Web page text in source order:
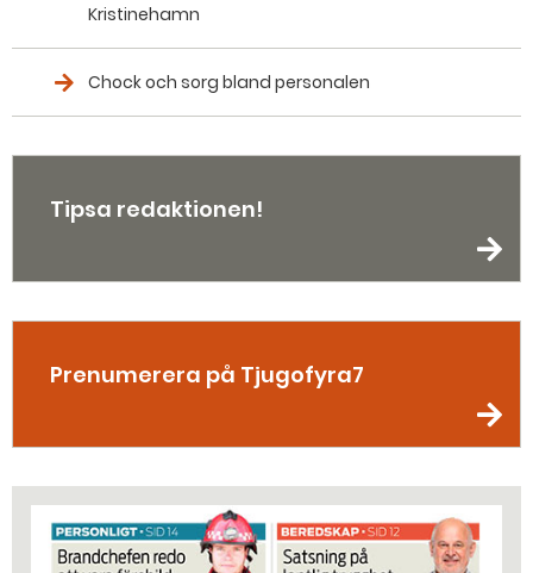
Kristinehamn
Chock och sorg bland personalen
Tipsa redaktionen!
Prenumerera på Tjugofyra7